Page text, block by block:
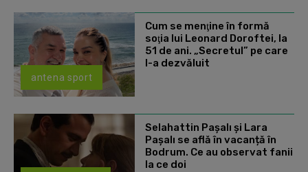
antena sport
Cum se menţine în formă
soţia lui Leonard Doroftei, la
51 de ani. „Secretul” pe care
l-a dezvăluit
Selahattin Paşalı și Lara
Paşalı se află în vacanță în
Bodrum. Ce au observat fanii
la ce doi